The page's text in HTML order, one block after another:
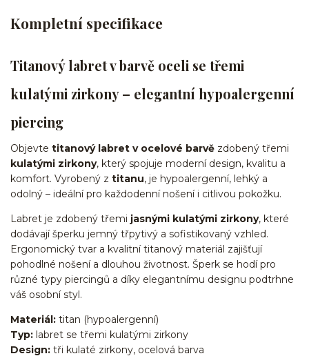
Kompletní specifikace
Titanový labret v barvě oceli se třemi
kulatými zirkony – elegantní hypoalergenní
piercing
Objevte titanový labret v ocelové barvě zdobený třemi
kulatými zirkony, který spojuje moderní design, kvalitu a
komfort. Vyrobený z titanu, je hypoalergenní, lehký a
odolný – ideální pro každodenní nošení i citlivou pokožku.
Labret je zdobený třemi jasnými kulatými zirkony, které
dodávají šperku jemný třpytivý a sofistikovaný vzhled.
Ergonomický tvar a kvalitní titanový materiál zajišťují
pohodlné nošení a dlouhou životnost. Šperk se hodí pro
různé typy piercingů a díky elegantnímu designu podtrhne
váš osobní styl.
Materiál: titan (hypoalergenní)
Typ: labret se třemi kulatými zirkony
Design: tři kulaté zirkony, ocelová barva